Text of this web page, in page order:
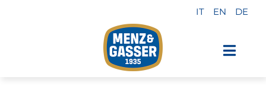
IT EN DE